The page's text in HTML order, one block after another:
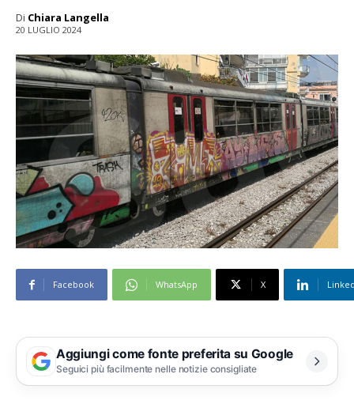
Di Chiara Langella
20 LUGLIO 2024
Facebook WhatsApp X
Aggiungi come fonte preferita su Google
Seguici più facilmente nelle notizie consigliate